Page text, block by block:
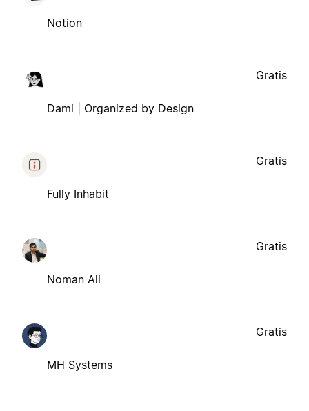
Notion
Dami | Organized by Design
Gratis
Fully Inhabit
Gratis
Noman Ali
Gratis
MH Systems
Gratis